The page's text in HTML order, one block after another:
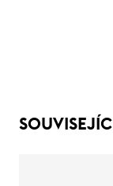
SOUVISEJÍCÍ